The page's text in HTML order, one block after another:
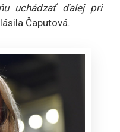
uchádzať ďalej pri
Čaputová.